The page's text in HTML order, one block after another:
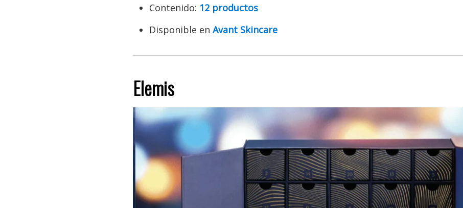
Contenido: 12 productos
Disponible en Avant Skincare
Elemis